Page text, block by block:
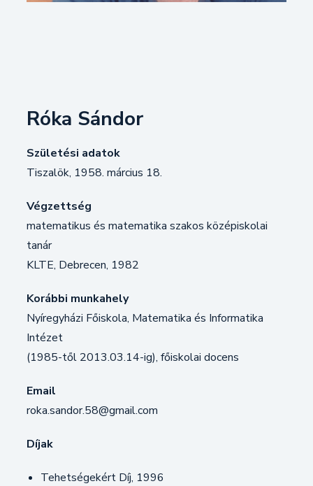
Róka Sándor
Születési adatok
Tiszalök, 1958. március 18.
Végzettség
matematikus és matematika szakos középiskolai
tanár
KLTE, Debrecen, 1982
Korábbi munkahely
Nyíregyházi Főiskola, Matematika és Informatika
Intézet
(1985-től 2013.03.14-ig), főiskolai docens
Email
roka.sandor.58@gmail.com
Díjak
Tehetségekért Díj, 1996